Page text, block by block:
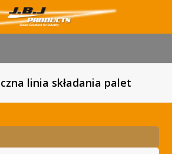
linia składania palet